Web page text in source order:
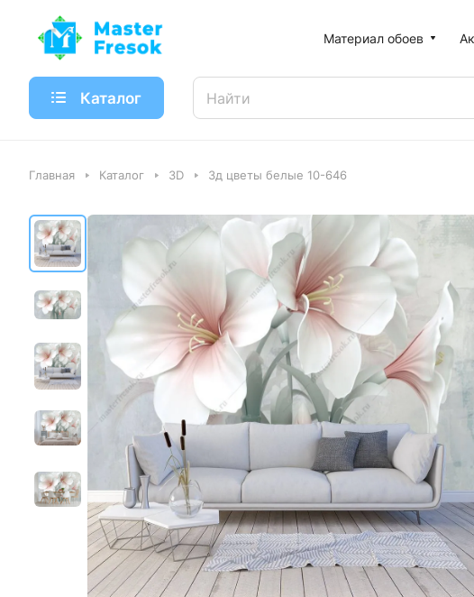
Материал обоев
Каталог
Главная Каталог 3D 3д цветы белые 10-646